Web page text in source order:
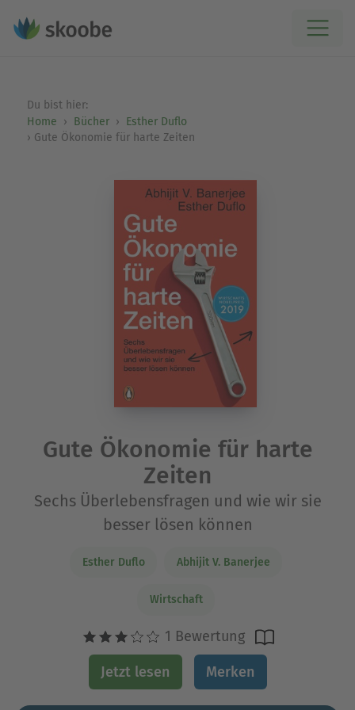
Du bist hier:
Home
Bücher
Esther Duflo
Gute Ökonomie für harte Zeiten
Gute Ökonomie für harte
Zeiten
Sechs Überlebensfragen und wie wir sie
besser lösen können
Esther Duflo Abhijit V. Banerjee
Wirtschaft
1 Bewertung
Jetzt lesen Merken